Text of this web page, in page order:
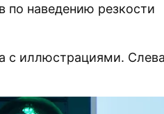
по наведению резкости
с иллюстрациями.